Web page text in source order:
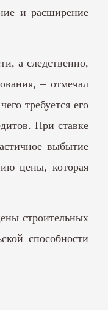
и расширение
а следственно,
– отмечал
требуется его
При ставке
выбытие
цены, которая
строительных
способности